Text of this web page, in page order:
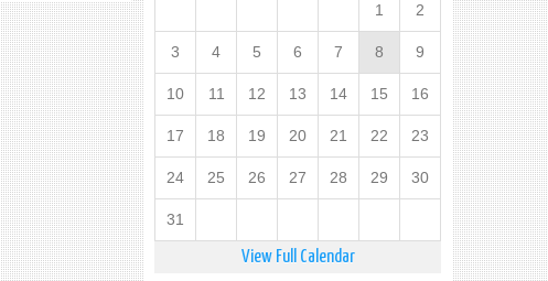
1 2
3 4 5 6 7 8 9
10 11 12 13 14 15 16
17 18 19 20 21 22 23
24 25 26 27 28 29 30
31
View Full Calendar